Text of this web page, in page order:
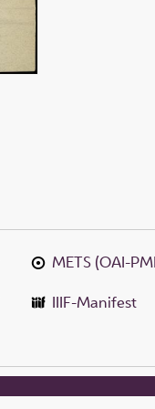
METS (OAI-
IIIF-Manifest